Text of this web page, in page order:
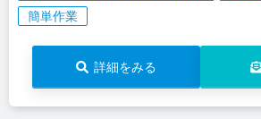
簡単作業
詳細をみる